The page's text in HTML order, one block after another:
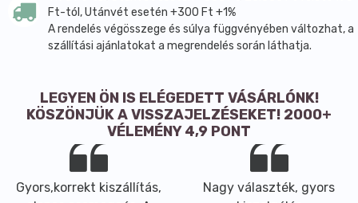
Ft-tól, Utánvét esetén +300 Ft +1%
A rendelés végösszege és súlya függvényében változhat, a
szállítási ajánlatokat a megrendelés során láthatja.
LEGYEN ÖN IS ELÉGEDETT VÁSÁRLÓNK!
KÖSZÖNJÜK A VISSZAJELZÉSEKET! 2000+
VÉLEMÉNY 4,9 PONT
Gyors,korrekt kiszállítás,
Nagy választék, gyors